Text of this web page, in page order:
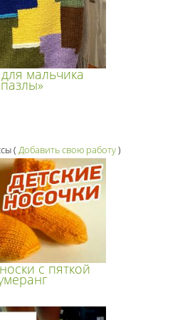
мальчика
( Добавить свою работу)
с пяткой